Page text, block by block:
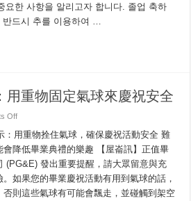
로
선
안
전
념
하
세
요
요한 사항을 알리고자 합니다. 졸업 축하
반드시 추를 이용하여 …
用重物固定氣球來慶祝安全
Offon
致
畢
業
生：
用
重
物
：用重物拴住氣球，確保慶祝活動安全 難
會降低畢業典禮的樂趣 【屋崙訊】正值畢
(PG&E) 發出重要提醒，請大眾留意與充
如果您的畢業慶祝活動有用到氣球的話，
則這些氣球有可能會飄走，並碰觸到架空